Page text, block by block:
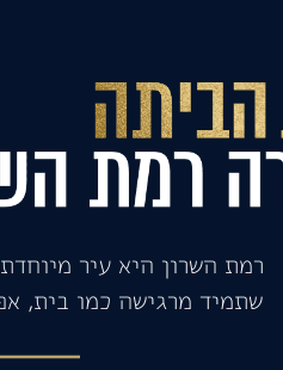
רמת השרון היא עיר
שתמיד מרגישה כמו בית,